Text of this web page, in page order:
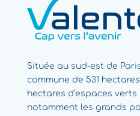
Située au sud-est de
commune de 531
hectares d’espaces
notamment les grands